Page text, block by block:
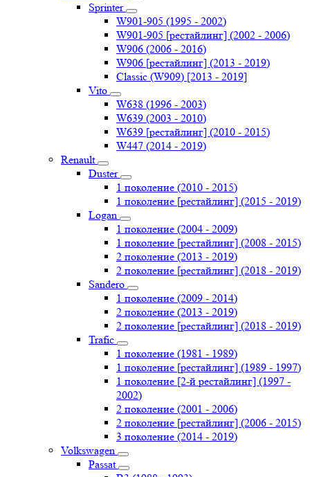
Sprinter
W901-905 (1995 - 2002)
W901-905 [рестайлинг] (2002 - 2006)
W906 (2006 - 2016)
W906 [рестайлинг] (2013 - 2019)
Classic (W909) [2013 - 2019]
Vito
W638 (1996 - 2003)
W639 (2003 - 2010)
W639 [рестайлинг] (2010 - 2015)
W447 (2014 - 2019)
Renault
Duster
1 поколение (2010 - 2015)
1 поколение [рестайлинг] (2015 - 2019)
Logan
1 поколение (2004 - 2009)
1 поколение [рестайлинг] (2008 - 2015)
2 поколение (2013 - 2019)
2 поколение [рестайлинг] (2018 - 2019)
Sandero
1 поколение (2009 - 2014)
2 поколение (2013 - 2019)
2 поколение [рестайлинг] (2018 - 2019)
Trafic
1 поколение (1981 - 1989)
1 поколение [рестайлинг] (1989 - 1997)
1 поколение [2-й рестайлинг] (1997 -
2002)
2 поколение (2001 - 2006)
2 поколение [рестайлинг] (2006 - 2015)
3 поколение (2014 - 2019)
Volkswagen
Passat